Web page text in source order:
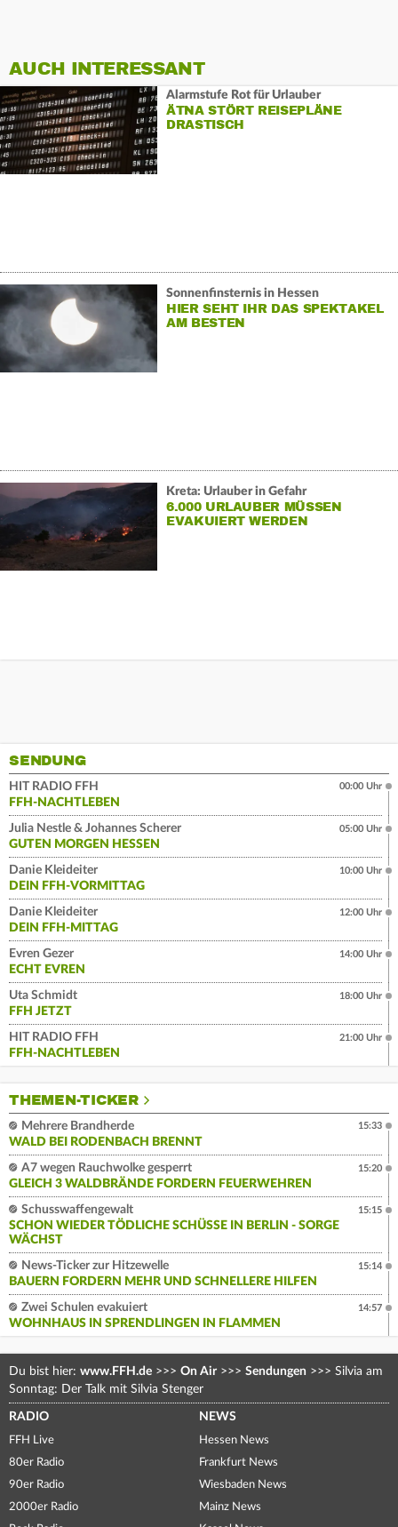
AUCH INTERESSANT
Alarmstufe Rot für Urlauber
ÄTNA STÖRT REISEPLÄNE
DRASTISCH
Sonnenfinsternis in Hessen
HIER SEHT IHR DAS SPEKTAKEL
AM BESTEN
Kreta: Urlauber in Gefahr
6.000 URLAUBER MÜSSEN
EVAKUIERT WERDEN
SENDUNG
HIT RADIO FFH
FFH-NACHTLEBEN
00:00 Uhr
Julia Nestle & Johannes Scherer
GUTEN MORGEN HESSEN
05:00 Uhr
Danie Kleideiter
DEIN FFH-VORMITTAG
10:00 Uhr
Danie Kleideiter
DEIN FFH-MITTAG
12:00 Uhr
Evren Gezer
ECHT EVREN
14:00 Uhr
Uta Schmidt
FFH JETZT
18:00 Uhr
HIT RADIO FFH
FFH-NACHTLEBEN
21:00 Uhr
THEMEN-TICKER
Mehrere Brandherde
WALD BEI RODENBACH BRENNT
15:33
A7 wegen Rauchwolke gesperrt
GLEICH 3 WALDBRÄNDE FORDERN FEUERWEHREN
15:20
Schusswaffengewalt
SCHON WIEDER TÖDLICHE SCHÜSSE IN BERLIN - SORGE
WÄCHST
15:15
News-Ticker zur Hitzewelle
BAUERN FORDERN MEHR UND SCHNELLERE HILFEN
15:14
Zwei Schulen evakuiert
WOHNHAUS IN SPRENDLINGEN IN FLAMMEN
14:57
Du bist hier: www.FFH.de >>> On Air >>> Sendungen >>> Silvia am
Sonntag: Der Talk mit Silvia Stenger
RADIO
FFH Live
80er Radio
90er Radio
2000er Radio
NEWS
Hessen News
Frankfurt News
Wiesbaden News
Mainz News